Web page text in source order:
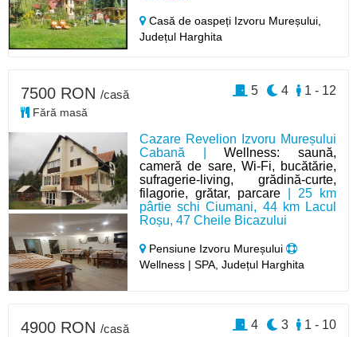
Casă de oaspeți Izvoru Mureșului,
Județul Harghita
Cazare Revelion Izvoru Mureșului
Cabană |Wellness: saună,
cameră de sare, Wi-Fi, bucătărie,
sufragerie-living, grădină-curte,
filagorie, grătar, parcare | 25 km
pârtie schi Ciumani, 44 km Lacul
Roșu, 47 Cheile Bicazului
Pensiune Izvoru Mureșului
Wellness | SPA, Județul Harghita
7500 RON /casă
Fără masă
1 - 12
4
5
4900 RON /casă 1 - 10
3
4